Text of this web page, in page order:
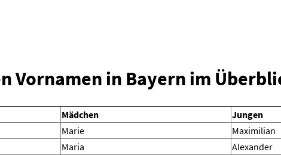
Vornamen in Bayern im
Mädchen
Jungen
Marie
Maximilian
Maria
Alexander